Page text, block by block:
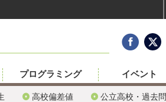
高校偏差値 公立高校・過去問
プログラミング イベント